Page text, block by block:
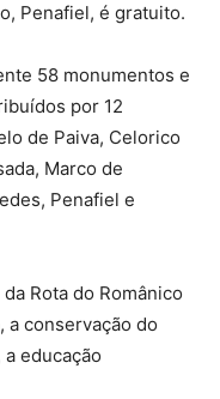
Penafiel, é gratuito.
58 monumentos e
por 12
de Paiva, Celorico
Marco de
Penafiel e
Rota do Românico
a conservação do
educação